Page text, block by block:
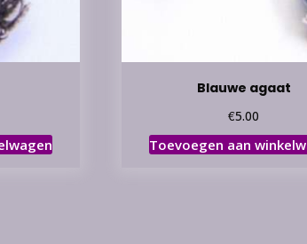
Blauwe agaat
€5.00
Toevoegen aan